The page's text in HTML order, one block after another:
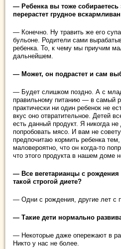
— Ребенка вы тоже собираетесь
перерастет грудное
— Конечно. Ну травить же его
бульоне. Родители сами
ребенка. То, к чему мы приучим
дальнейшем.
— Может, он подрастет и сам
— Будет слишком поздно. А с
правильному питанию — в самый
практически ни один ребенок не
вкус оно отвратительное. Детей
есть данный продукт. Я никогда
попробовать мясо. И вам не
предпочитаю кормить ребенка
маловероятно, что он когда-то
что этого продукта в нашем доме
— Все вегетарианцы с рождения
такой строгой диете?
— Одни с рождения, другие лет с
— Такие дети нормально
— Некоторые даже опережают в
Никто у нас не более.